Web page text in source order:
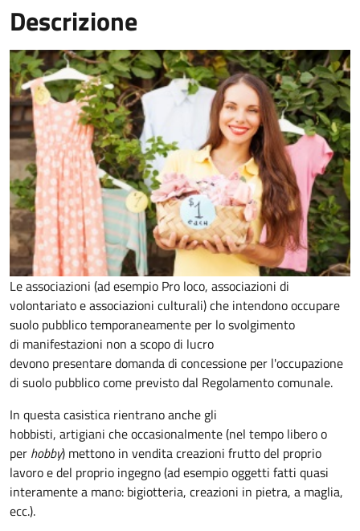
Descrizione
Le associazioni (ad esempio Pro loco, associazioni di
volontariato e associazioni culturali) che intendono occupare
suolo pubblico temporaneamente per lo svolgimento
di manifestazioni non a scopo di lucro
devono presentare domanda di concessione per l'occupazione
di suolo pubblico come previsto dal Regolamento comunale.
In questa casistica rientrano anche gli
hobbisti, artigiani che occasionalmente (nel tempo libero o
per hobby) mettono in vendita creazioni frutto del proprio
lavoro e del proprio ingegno (ad esempio oggetti fatti quasi
interamente a mano: bigiotteria, creazioni in pietra, a maglia,
ecc.).